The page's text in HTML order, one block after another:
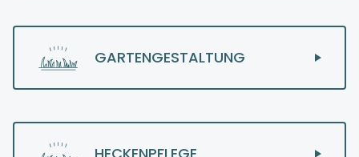
GARTENGESTALTUNG